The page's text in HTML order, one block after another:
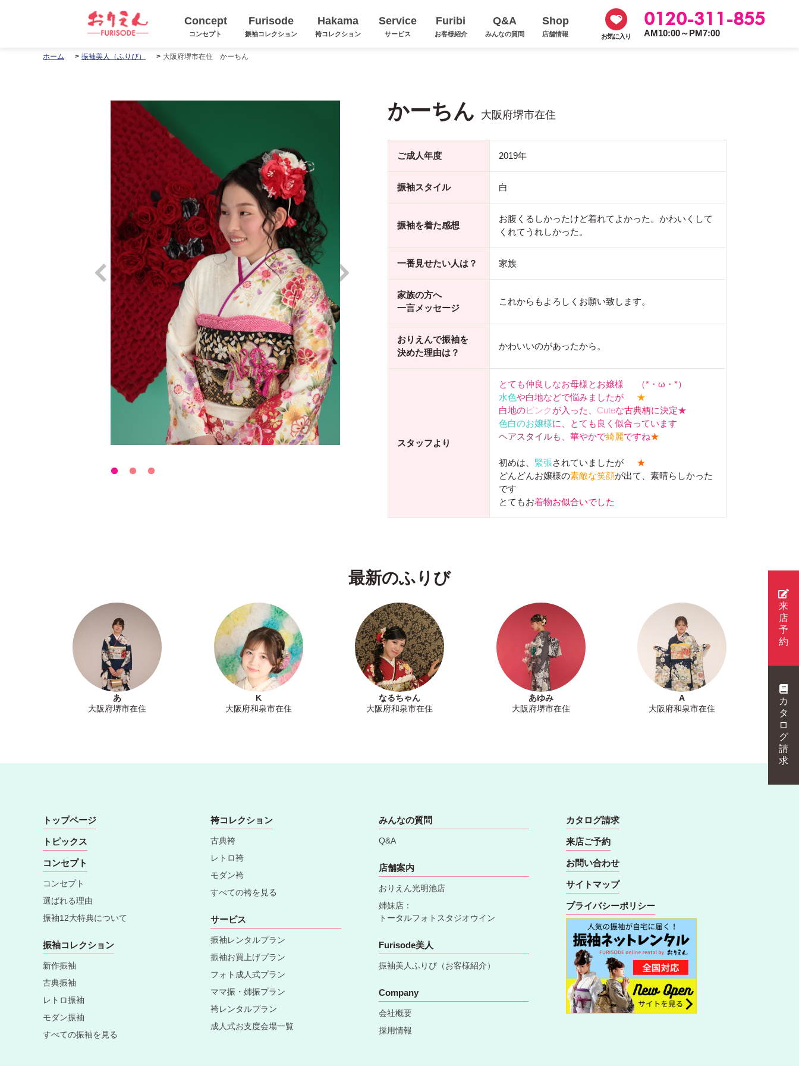
Concept
コンセプト
Furisode
振袖コレクション
Hakama
袴コレクション
Service
サービス
Furibi
お客様紹介
Q&A
みんなの質問
Shop
店舗情報 お気に入り
0120-311-855
AM10:00～PM7:00
ホーム 振袖美人（ふりび） 大阪府堺市在住 かーちん
かーちん 大阪府堺市在住
ご成人年度 2019年
振袖スタイル 白
振袖を着た感想
お腹くるしかったけど着れてよかった。かわいくして
くれてうれしかった。
一番見せたい人は？ 家族
家族の方へ
一言メッセージ
これからもよろしくお願い致します。
おりえんで振袖を
決めた理由は？
かわいいのがあったから。
スタッフより
とても仲良しなお母様とお嬢様
（*・ω・*）
水色や白地などで悩みましたが
★
白地のピンク が入った、 Cuteな古典柄に決定★
色白のお嬢様に、とても良く似合っています
ヘアスタイルも、華やかで綺麗ですね★
初めは、 緊張されていましたが
★
どんどんお嬢様の素敵な笑顔が出て、素晴らしかった
です
とてもお着物お似合いでした
最新のふりび
あ
大阪府堺市在住
K
大阪府和泉市在住
なるちゃん
大阪府和泉市在住
あゆみ
大阪府堺市在住
A
大阪府和泉市在住
トップページ
トピックス
コンセプト
コンセプト
選ばれる理由
振袖12大特典について
振袖コレクション
新作振袖
古典振袖
レトロ振袖
モダン振袖
すべての振袖を見る
袴コレクション
古典袴
レトロ袴
モダン袴
すべての袴を見る
サービス
振袖レンタルプラン
振袖お買上げプラン
フォト成人式プラン
ママ振・姉振プラン
袴レンタルプラン
成人式お支度会場一覧
みんなの質問
Q&A
店舗案内
おりえん光明池店
姉妹店：
トータルフォトスタジオウイン
Furisode美人
振袖美人ふりび（お客様紹介）
Company
会社概要
採用情報
カタログ請求
来店ご予約
お問い合わせ
サイトマップ
プライバシーポリシー
来
店
予
約
カ
タ
ロ
グ
請
求